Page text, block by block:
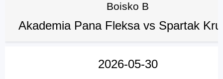
Boisko B
Akademia Pana Fleksa vs Spartak
2026-05-30